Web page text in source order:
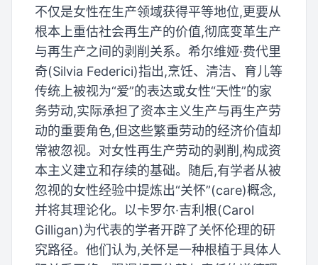
不仅是女性在生产领域获得平等地位,更要从
根本上重估社会再生产的价值,彻底变革生产
与再生产之间的剥削关系。希尔维娅·费代里
奇(Silvia Federici)指出,烹饪、清洁、育儿等
传统上被视为“爱”的表达或女性“天性”的家
务劳动,实际承担了资本主义生产与再生产劳
动的重要角色,但这些繁重劳动的经济价值却
常被忽视。对女性再生产劳动的剥削,构成资
本主义建立和存续的基础。随后,有学者从被
忽视的女性经验中提炼出“关怀”(care)概念,
并将其理论化。以卡罗尔·吉利根(Carol
Gilligan)为代表的学者开辟了关怀伦理的研
究路径。他们认为,关怀是一种根植于具体人